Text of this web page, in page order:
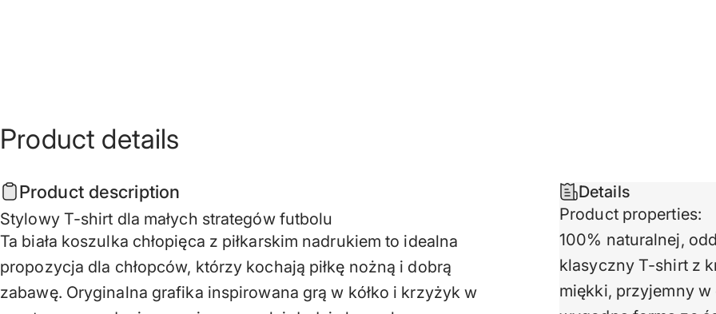
Product details
Product description
Stylowy T-shirt dla małych strategów futbolu
Ta biała koszulka chłopięca z piłkarskim nadrukiem to idealna
propozycja dla chłopców, którzy kochają piłkę nożną i dobrą
zabawę. Oryginalna grafika inspirowana grą w kółko i krzyżyk w
Details
Product properties:
100% naturalnej,
klasyczny T-shirt z
miękki, przyjemny w